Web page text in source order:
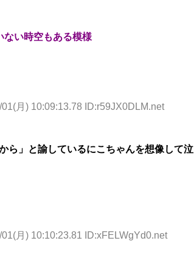
ない時空もある模様
月) 10:09:13.78 ID:r59JX0DLM.net
ら」と諭しているにこちゃんを想像して泣
月) 10:10:23.81 ID:xFELWgYd0.net